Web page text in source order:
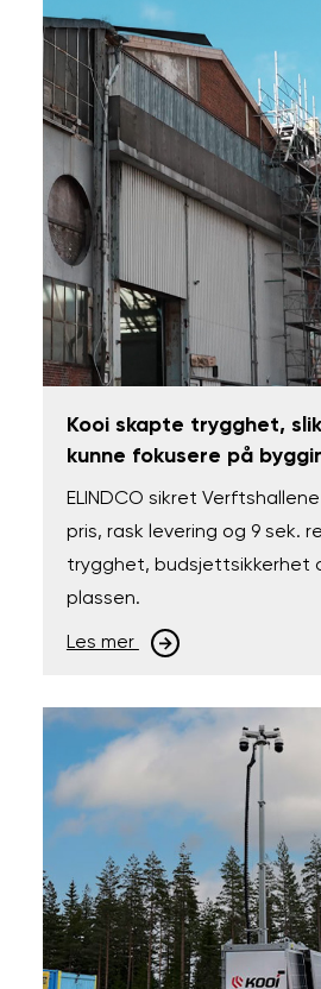
Kooi skapte trygghet,
kunne fokusere på
ELINDCO sikret
pris, rask levering og 9 sek.
trygghet, budsjettsikkerhet
plassen.
Les mer